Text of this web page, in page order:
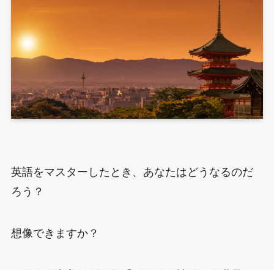
英語をマスターしたとき、あなたはどうなるのだ
ろう？
想像できますか？